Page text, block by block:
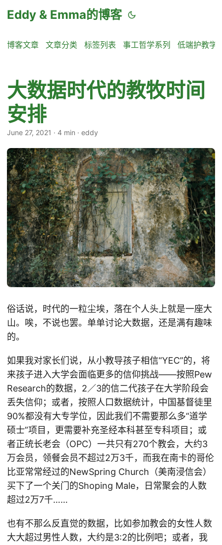
Eddy & Emma的博客
博客文章 文章分类 标签列表 事工哲学系列 低端护教学
大数据时代的教牧时间
安排
June 27, 2021 · 4 min · eddy
俗话说，时代的一粒尘埃，落在个人头上就是一座大
山。唉，不说也罢。单单讨论大数据，还是满有趣味
的。
如果我对家长们说，从小教导孩子相信“YEC”的，将
来孩子进入大学会面临更多的信仰挑战——按照Pew
Research的数据，2／3的信二代孩子在大学阶段会
丢失信仰；或者，按照人口数据统计，中国基督徒里
90%都没有大专学位，因此我们不需要那么多“道学
硕士”项目，更需要补充圣经本科甚至专科项目；或
者正统长老会（OPC）一共只有270个教会，大约3
万会员，领餐会员不超过2万3千，而我在南卡的哥伦
比亚常常经过的NewSpring Church（美南浸信会）
买下了一个关门的Shoping Male，日常聚会的人数
超过2万7千……
也有不那么反直觉的数据，比如参加教会的女性人数
大大超过男性人数，大约是3:2的比例吧；或者，我